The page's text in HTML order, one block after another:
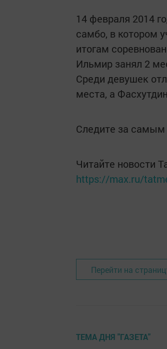
14 февраля 2014
самбо, в котором
итогам
Ильмир занял 2
Среди девушек
места, а
Следите за
Читайте новости
https://max.ru/
Перейти на
ТЕМА ДНЯ "ГАЗЕТА"